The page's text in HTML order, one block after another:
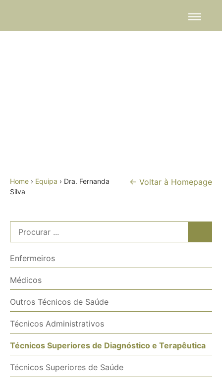
Home › Equipa › Dra. Fernanda
Silva
← Voltar à Homepage
Enfermeiros
Médicos
Outros Técnicos de Saúde
Técnicos Administrativos
Técnicos Superiores de Diagnóstico e Terapêutica
Técnicos Superiores de Saúde